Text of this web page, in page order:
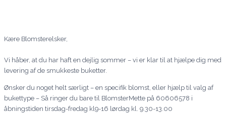
Kære Blomsterelsker,
Vi håber, at du har haft en dejlig sommer – vi er klar til at hjælpe dig med
levering af de smukkeste buketter.
Ønsker du noget helt særligt – en specifik blomst, eller hjælp til valg af
bukettype – Så ringer du bare til BlomsterMette på 60606578 i
åbningstiden tirsdag-fredag kl9-16 lørdag kl. 9.30-13.00